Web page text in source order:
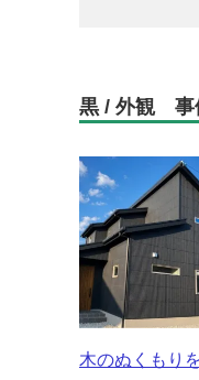
黒 / 外観 事
木のぬくもり